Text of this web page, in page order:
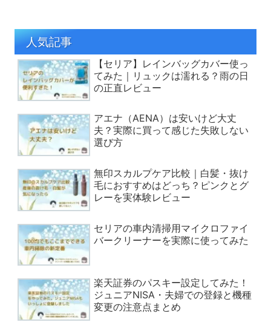
人気記事
【セリア】レインバッグカバー使っ
てみた｜リュックは濡れる？雨の日
の正直レビュー
アエナ（AENA）は安いけど大丈
夫？実際に買って感じた失敗しない
選び方
無印スカルプケア比較｜白髪・抜け
毛におすすめはどっち？ピンクとグ
レーを実体験レビュー
セリアの車内清掃用マイクロファイ
バークリーナーを実際に使ってみた
楽天証券のパスキー設定してみた！
ジュニアNISA・夫婦での登録と機種
変更の注意点まとめ